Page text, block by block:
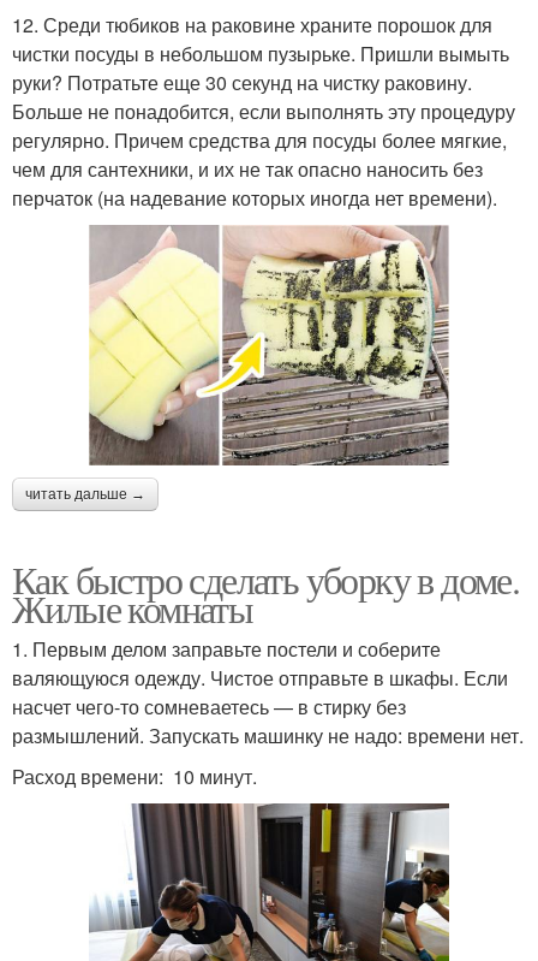
12. Среди тюбиков на раковине храните порошок для
чистки посуды в небольшом пузырьке. Пришли вымыть
руки? Потратьте еще 30 секунд на чистку раковину.
Больше не понадобится, если выполнять эту процедуру
регулярно. Причем средства для посуды более мягкие,
чем для сантехники, и их не так опасно наносить без
перчаток (на надевание которых иногда нет времени).
читать дальше →
Как быстро сделать уборку в доме.
Жилые комнаты
1. Первым делом заправьте постели и соберите
валяющуюся одежду. Чистое отправьте в шкафы. Если
насчет чего-то сомневаетесь — в стирку без
размышлений. Запускать машинку не надо: времени нет.
Расход времени: 10 минут.